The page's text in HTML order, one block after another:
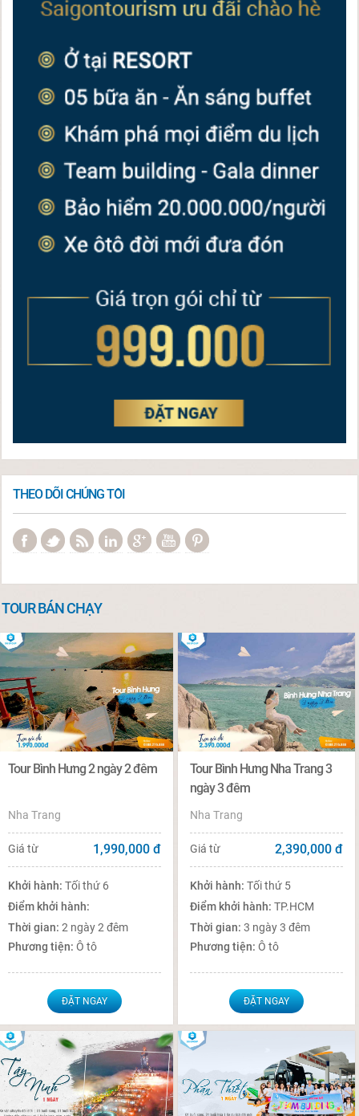
THEO DÕI CHÚNG TÔI
TOUR BÁN CHẠY
Tour Bình Hưng 2 ngày 2 đêm
Nha Trang
Giá từ 1,990,000 đ
Khởi hành:Tối thứ 6
Điểm khởi hành:
Thời gian:2 ngày 2 đêm
Phương tiện:Ô tô
ĐẶT NGAY
Tour Bình Hưng Nha Trang 3
ngày 3 đêm
Nha Trang
Giá từ 2,390,000 đ
Khởi hành:Tối thứ 5
Điểm khởi hành:TP.HCM
Thời gian:3 ngày 3 đêm
Phương tiện:Ô tô
ĐẶT NGAY